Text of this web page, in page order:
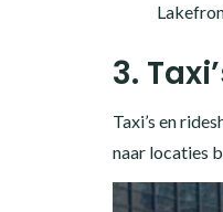
3.
Taxi’s en
naar locaties